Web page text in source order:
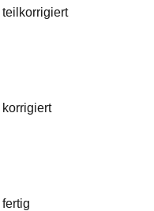
teilkorrigiert
korrigiert
fertig